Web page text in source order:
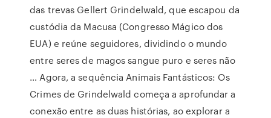
das trevas Gellert Grindelwald, que escapou da
custódia da Macusa (Congresso Mágico dos
EUA) e reúne seguidores, dividindo o mundo
entre seres de magos sangue puro e seres não
… Agora, a sequência Animais Fantásticos: Os
Crimes de Grindelwald começa a aprofundar a
conexão entre as duas histórias, ao explorar a